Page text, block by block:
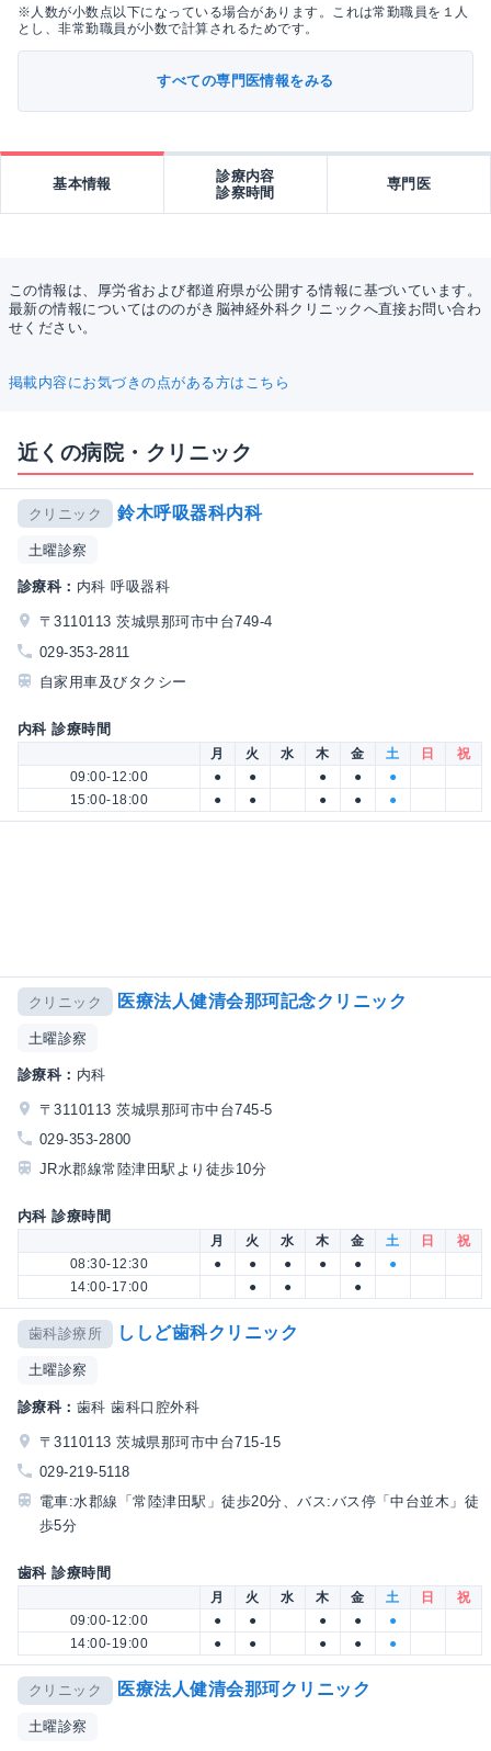
※人数が小数点以下になっている場合があります。これは常勤職員を１人
とし、非常勤職員が小数で計算されるためです。
すべての専門医情報をみる
基本情報
診療内容
診察時間
専門医
この情報は、厚労省および都道府県が公開する情報に基づいています。
最新の情報についてはののがき脳神経外科クリニックへ直接お問い合わ
せください。
掲載内容にお気づきの点がある方はこちら
近くの病院・クリニック
クリニック 鈴木呼吸器科内科
土曜診察
診療科： 内科 呼吸器科
〒3110113 茨城県那珂市中台749-4
029-353-2811
自家用車及びタクシー
内科 診療時間
月 火 水 木 金 土 日
祝
09:00-12:00
● ● ● ●
●
15:00-18:00
● ● ● ● ●
クリニック 医療法人健清会那珂記念クリニック
土曜診察
診療科： 内科
〒3110113 茨城県那珂市中台745-5
029-353-2800
JR水郡線常陸津田駅より徒歩10分
内科 診療時間
月 火 水 木 金 土 日
祝
08:30-12:30
● ● ● ● ●
●
14:00-17:00
● ● ●
歯科診療所 ししど歯科クリニック
土曜診察
診療科： 歯科 歯科口腔外科
〒3110113 茨城県那珂市中台715-15
029-219-5118
電車:水郡線「常陸津田駅」徒歩20分、バス:バス停「中台並木」徒
歩5分
歯科 診療時間
月 火 水 木 金 土 日
祝
09:00-12:00
● ● ● ●
●
14:00-19:00
● ● ● ● ●
クリニック 医療法人健清会那珂クリニック
土曜診察